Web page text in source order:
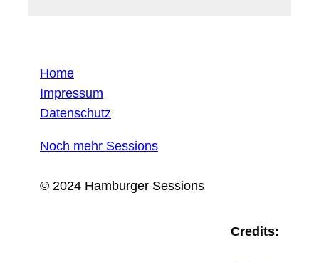
Home
Impressum
Datenschutz
Noch mehr Sessions
© 2024 Hamburger Sessions
Credits: